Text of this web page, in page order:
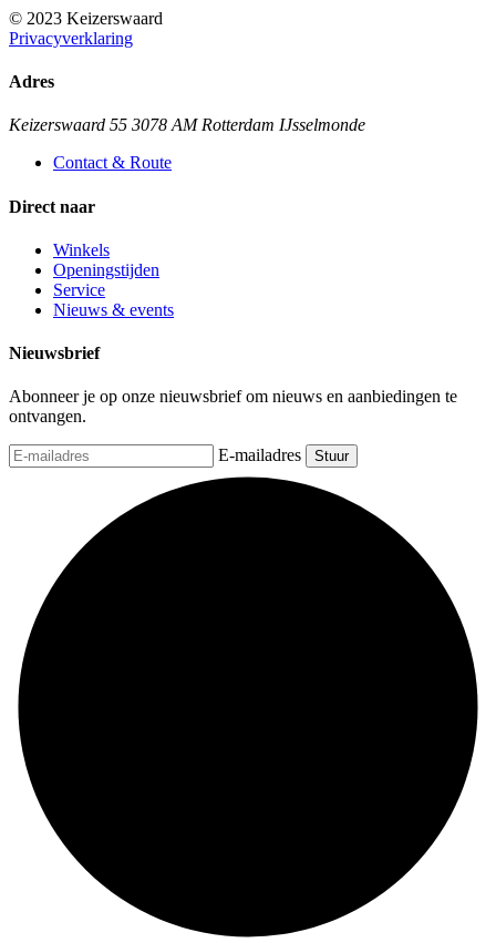
© 2023 Keizerswaard
Privacyverklaring
Adres
Keizerswaard 55 3078 AM Rotterdam IJsselmonde
Contact & Route
Direct naar
Winkels
Openingstijden
Service
Nieuws & events
Nieuwsbrief
Abonneer je op onze nieuwsbrief om nieuws en aanbiedingen te
ontvangen.
E-mailadres